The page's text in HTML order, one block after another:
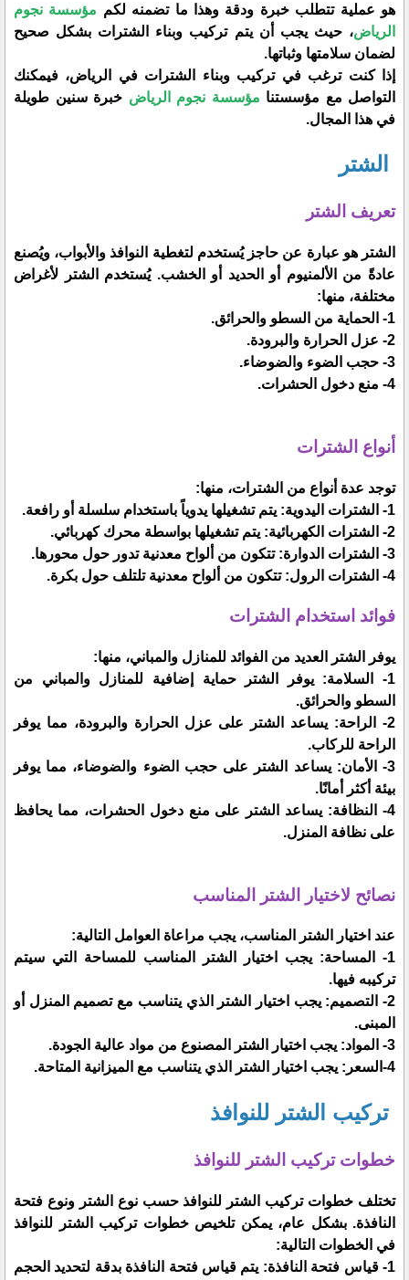
هو عملية تتطلب خبرة ودقة وهذا ما تضمنه لكم مؤسسة نجوم
الرياض، حيث يجب أن يتم تركيب وبناء الشترات بشكل صحيح
لضمان سلامتها وثباتها.
إذا كنت ترغب في تركيب وبناء الشترات في الرياض، فيمكنك
التواصل مع مؤسستنا مؤسسة نجوم الرياض خبرة سنين طويلة
في هذا المجال.
الشتر
تعريف الشتر
الشتر هو عبارة عن حاجز يُستخدم لتغطية النوافذ والأبواب، ويُصنع
عادةً من الألمنيوم أو الحديد أو الخشب. يُستخدم الشتر لأغراض
مختلفة، منها:
1- الحماية من السطو والحرائق.
2- عزل الحرارة والبرودة.
3- حجب الضوء والضوضاء.
4- منع دخول الحشرات.
أنواع الشترات
توجد عدة أنواع من الشترات، منها:
1- الشترات اليدوية: يتم تشغيلها يدوياً باستخدام سلسلة أو رافعة.
2- الشترات الكهربائية: يتم تشغيلها بواسطة محرك كهربائي.
3- الشترات الدوارة: تتكون من ألواح معدنية تدور حول محورها.
4- الشترات الرول: تتكون من ألواح معدنية تلتلف حول بكرة.
فوائد استخدام الشترات
يوفر الشتر العديد من الفوائد للمنازل والمباني، منها:
1- السلامة: يوفر الشتر حماية إضافية للمنازل والمباني من
السطو والحرائق.
2- الراحة: يساعد الشتر على عزل الحرارة والبرودة، مما يوفر
الراحة للركاب.
3- الأمان: يساعد الشتر على حجب الضوء والضوضاء، مما يوفر
بيئة أكثر أمانًا.
4- النظافة: يساعد الشتر على منع دخول الحشرات، مما يحافظ
على نظافة المنزل.
نصائح لاختيار الشتر المناسب
عند اختيار الشتر المناسب، يجب مراعاة العوامل التالية:
1- المساحة: يجب اختيار الشتر المناسب للمساحة التي سيتم
تركيبه فيها.
2- التصميم: يجب اختيار الشتر الذي يتناسب مع تصميم المنزل أو
المبنى.
3- المواد: يجب اختيار الشتر المصنوع من مواد عالية الجودة.
4-السعر: يجب اختيار الشتر الذي يتناسب مع الميزانية المتاحة.
تركيب الشتر للنوافذ
خطوات تركيب الشتر للنوافذ
تختلف خطوات تركيب الشتر للنوافذ حسب نوع الشتر ونوع فتحة
النافذة. بشكل عام، يمكن تلخيص خطوات تركيب الشتر للنوافذ
في الخطوات التالية:
1- قياس فتحة النافذة: يتم قياس فتحة النافذة بدقة لتحديد الحجم